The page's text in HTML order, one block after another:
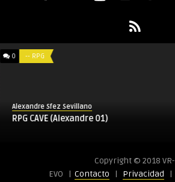
0 -- RPG
Alexandre Sfez Sevillano
RPG CAVE (Alexandre 01)
Copyright © 2018 VR-
EVO | Contacto | Privacidad |